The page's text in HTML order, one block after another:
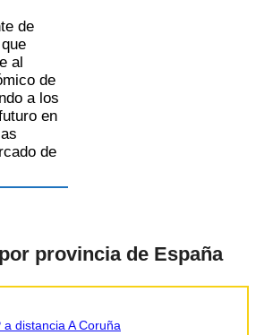
de
al
de
a los
en
de
provincia de España
a distancia A Coruña